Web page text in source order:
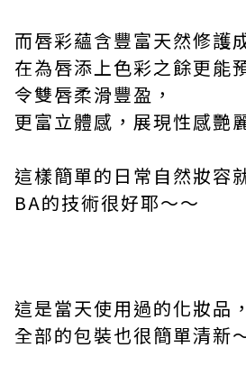
而唇彩蘊含豐富天然修護
在為唇添上色彩之餘更能
令雙唇柔滑豐盈，
更富立體感，展現性感艷
這樣簡單的日常自然妝容
BA的技術很好耶～～
這是當天使用過的化妝品，
全部的包裝也很簡單清新